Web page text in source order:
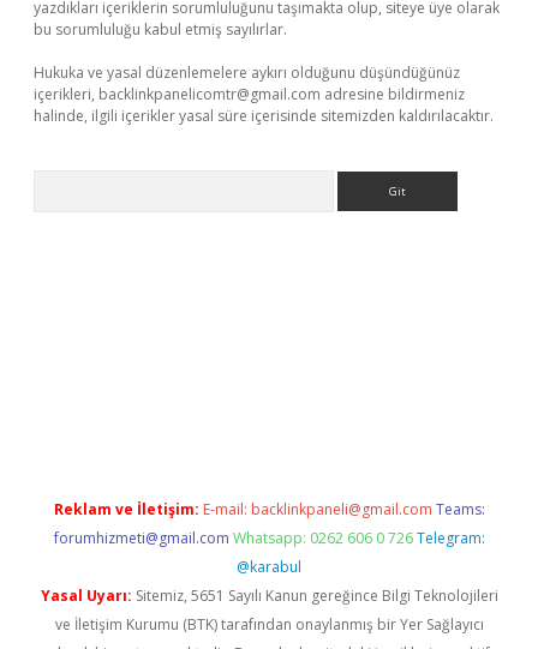
yazdıkları içeriklerin sorumluluğunu taşımakta olup, siteye üye olarak
bu sorumluluğu kabul etmiş sayılırlar.
Hukuka ve yasal düzenlemelere aykırı olduğunu düşündüğünüz
içerikleri, backlinkpanelicomtr@gmail.com adresine bildirmeniz
halinde, ilgili içerikler yasal süre içerisinde sitemizden kaldırılacaktır.
Reklam ve İletişim: E-mail: backlinkpaneli@gmail.com Teams:
forumhizmeti@gmail.com Whatsapp: 0262 606 0 726 Telegram:
@karabul
Yasal Uyarı: Sitemiz, 5651 Sayılı Kanun gereğince Bilgi Teknolojileri
ve İletişim Kurumu (BTK) tarafından onaylanmış bir Yer Sağlayıcı